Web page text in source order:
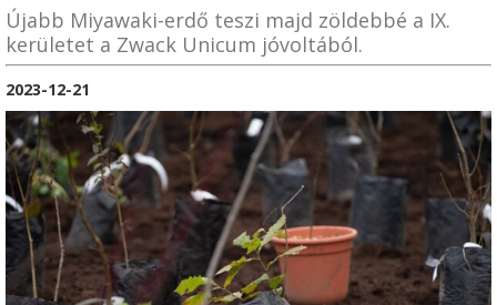
ALAPON
Újabb Miyawaki-erdő teszi majd zöldebbé a IX.
kerületet a Zwack Unicum jóvoltából.
2023-12-21